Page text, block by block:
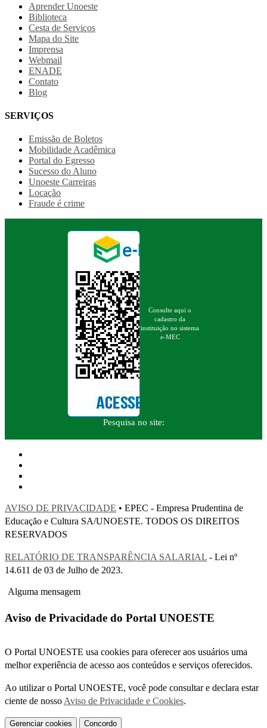
Aprender Unoeste
Biblioteca
Cesta de Serviços
Mapa do Site
Imprensa
Webmail
ENADE
Contato
Blog
SERVIÇOS
Emissão de Boletos
Mobilidade Acadêmica
Portal do Egresso
Sucesso do Aluno
Unoeste Carreiras
Locação
Fraude é crime
Consulte aqui o
cadastro da
instituição no sistema
e-MEC
Pesquisa no site:
AVISO DE PRIVACIDADE • EPEC - Empresa Prudentina de
Educação e Cultura SA/UNOESTE. TODOS OS DIREITOS
RESERVADOS
RELATÓRIO DE TRANSPARÊNCIA SALARIAL - Lei nº
14.611 de 03 de Julho de 2023.
Alguma mensagem
Aviso de Privacidade do Portal UNOESTE
O Portal UNOESTE usa cookies para oferecer aos usuários uma
melhor experiência de acesso aos conteúdos e serviços oferecidos.
Ao utilizar o Portal UNOESTE, você pode consultar e declara estar
ciente de nosso Aviso de Privacidade e Cookies.
Gerenciar cookies Concordo